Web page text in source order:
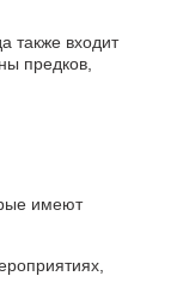
также входит
предков,
имеют